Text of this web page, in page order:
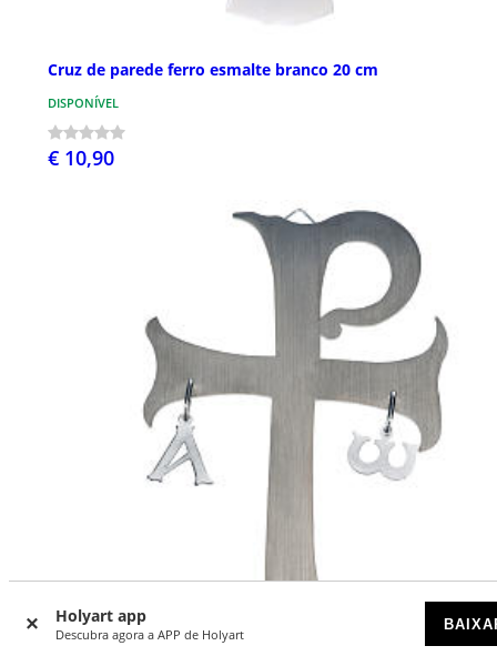
Holyart app
Descubra agora a APP de Holyart
Cruz de parede ferro esmalte branco 20 cm
DISPONÍVEL
€ 10,90